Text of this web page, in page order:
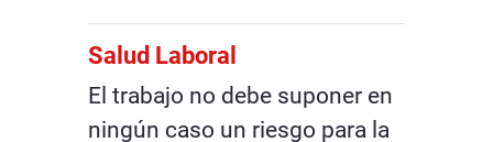
Salud Laboral
El trabajo no debe suponer en
ningún caso un riesgo para la